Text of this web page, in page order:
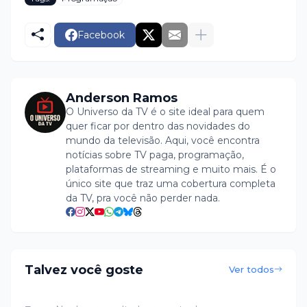
Facebook
Anderson Ramos
O Universo da TV é o site ideal para quem
quer ficar por dentro das novidades do
mundo da televisão. Aqui, você encontra
notícias sobre TV paga, programação,
plataformas de streaming e muito mais. É o
único site que traz uma cobertura completa
da TV, pra você não perder nada.
Talvez você goste Ver todos